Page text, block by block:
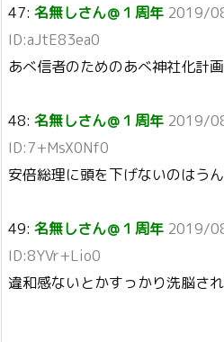
47: 名無しさん＠１周年 2019/
ID:aJtE83ea0
あべ信者のためのあべ神社化計
48: 名無しさん＠１周年 2019/
ID:7+MsX0Nf0
安倍総理に頭を下げないのはう
49: 名無しさん＠１周年 2019/
ID:8YVr+Lio0
違和感ないとかすっかり洗脳さ